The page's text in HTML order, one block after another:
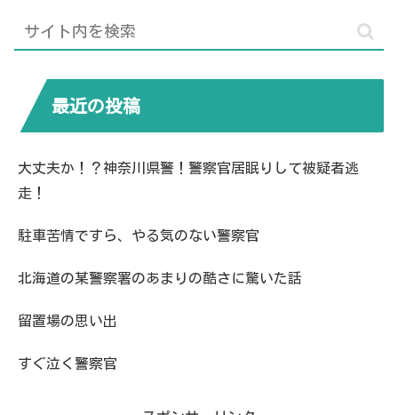
最近の投稿
大丈夫か！？神奈川県警！警察官居眠りして被疑者逃
走！
駐車苦情ですら、やる気のない警察官
北海道の某警察署のあまりの酷さに驚いた話
留置場の思い出
すぐ泣く警察官